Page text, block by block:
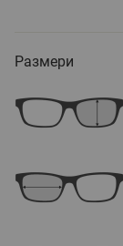
Размери